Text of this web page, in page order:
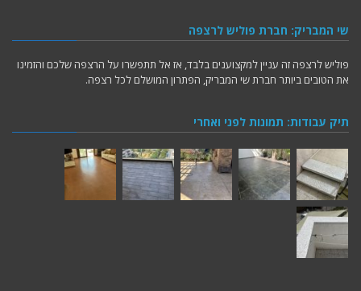
שי המבריק: חברת פוליש לרצפה
פוליש לרצפה זה עניין למקצוענים בלבד, אז אל תתפשרו על הרצפה שלכם והזמינו
את הטובים ביותר חברת שי המבריק, הפתרון המושלם לכל רצפה.
תיק עבודות: תמונות לפני ואחרי